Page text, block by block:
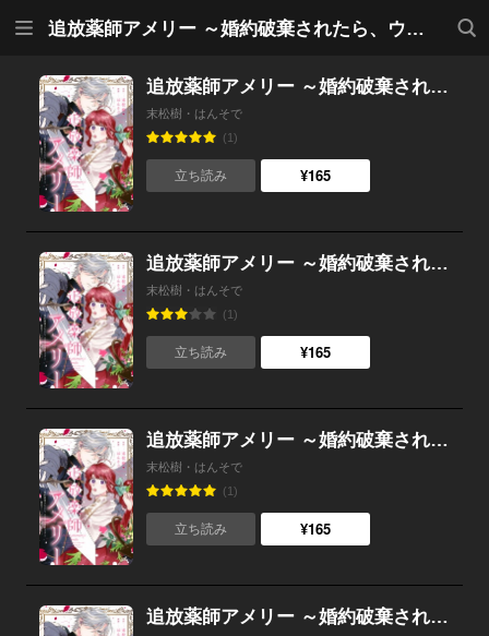
追放薬師アメリー ～婚約破棄されたら、ウワサの残虐王子と溺愛ルートに入りました！？～ 【連載版】
検索
追放薬師アメリー ～婚約破棄されたら、ウワサの残虐王子と溺愛ルートに入りました！？～ 【連載版】 （11）
末松樹・はんそで
(1)
立ち読み ¥165
追放薬師アメリー ～婚約破棄されたら、ウワサの残虐王子と溺愛ルートに入りました！？～ 【連載版】 （10）
末松樹・はんそで
(1)
立ち読み ¥165
追放薬師アメリー ～婚約破棄されたら、ウワサの残虐王子と溺愛ルートに入りました！？～ 【連載版】 （9）
末松樹・はんそで
(1)
立ち読み ¥165
追放薬師アメリー ～婚約破棄されたら、ウワサの残虐王子と溺愛ルートに入りました！？～ 【連載版】 （8）